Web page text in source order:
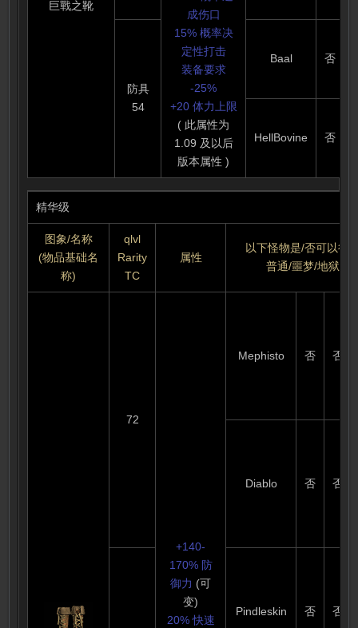
巨戰之靴
成伤口
15% 概率决
定性打击
装备要求
-25%
+20 体力上限
( 此属性为
1.09 及以后
版本属性 )
防具
54
Baal 否
HellBovine 否
精华级
图象/名称
(物品基础名
称)
qlvl
Rarity
TC
属性
以下怪物是/否可以得
普通/噩梦/地狱
72
+140-
170% 防
御力 (可
变)
20% 快速
Mephisto 否 否
Diablo 否 否
Pindleskin 否 否